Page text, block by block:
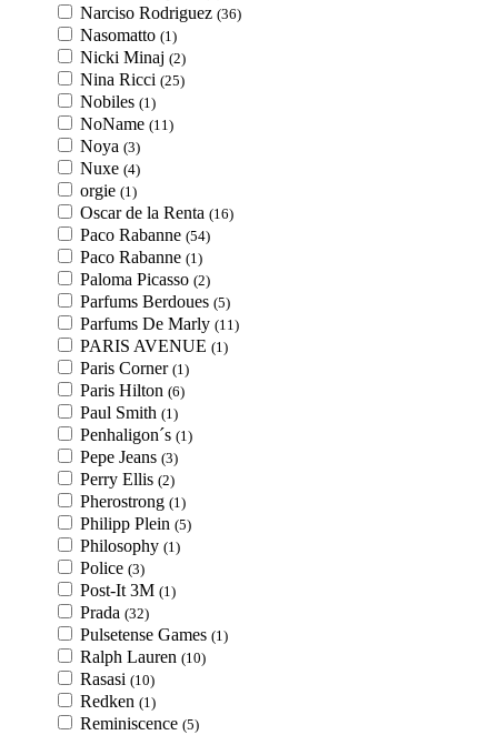
Narciso Rodriguez (36)
Nasomatto (1)
Nicki Minaj (2)
Nina Ricci (25)
Nobiles (1)
NoName (11)
Noya (3)
Nuxe (4)
orgie (1)
Oscar de la Renta (16)
Paco Rabanne (54)
Paco Rabanne (1)
Paloma Picasso (2)
Parfums Berdoues (5)
Parfums De Marly (11)
PARIS AVENUE (1)
Paris Corner (1)
Paris Hilton (6)
Paul Smith (1)
Penhaligon´s (1)
Pepe Jeans (3)
Perry Ellis (2)
Pherostrong (1)
Philipp Plein (5)
Philosophy (1)
Police (3)
Post-It 3M (1)
Prada (32)
Pulsetense Games (1)
Ralph Lauren (10)
Rasasi (10)
Redken (1)
Reminiscence (5)